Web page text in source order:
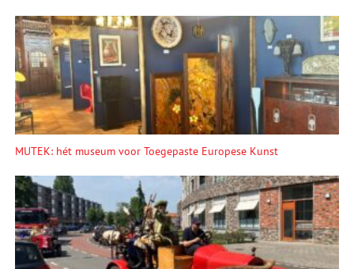
MUTEK: hét museum voor Toegepaste Europese Kunst